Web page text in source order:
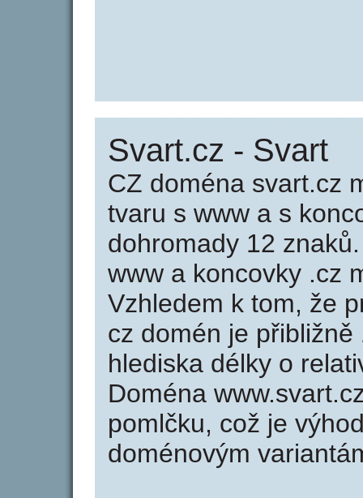
Svart.cz - Svart
CZ doména svart.cz
tvaru s www a s
dohromady 12
www a koncovky .cz
Vzhledem k tom, že
cz domén je
hlediska délky o
Doména
pomlčku, což je
doménovým